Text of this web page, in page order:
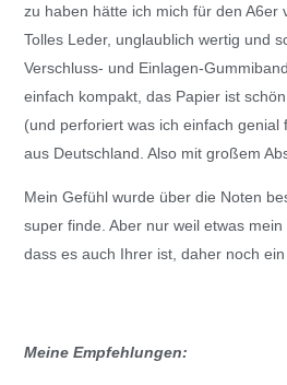
zu haben hätte ich mich für den A6er
Tolles Leder, unglaublich wertig und
Verschluss- und Einlagen-
einfach kompakt, das Papier ist
(und perforiert was ich einfach genial
aus Deutschland. Also mit großem
Mein Gefühl wurde über die Noten
super finde. Aber nur weil etwas
dass es auch Ihrer ist, daher noch
Meine Empfehlungen: